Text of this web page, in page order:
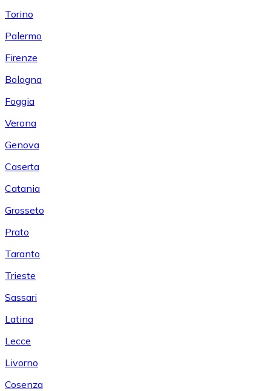
Torino
Palermo
Firenze
Bologna
Foggia
Verona
Genova
Caserta
Catania
Grosseto
Prato
Taranto
Trieste
Sassari
Latina
Lecce
Livorno
Cosenza